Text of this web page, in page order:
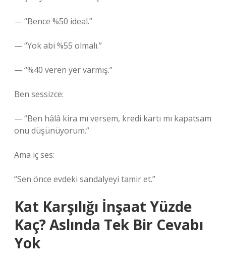
— “Bence %50 ideal.”
— “Yok abi %55 olmalı.”
— “%40 veren yer varmış.”
Ben sessizce:
— “Ben hâlâ kira mı versem, kredi kartı mı kapatsam
onu düşünüyorum.”
Ama iç ses:
“Sen önce evdeki sandalyeyi tamir et.”
Kat Karşılığı İnşaat Yüzde
Kaç? Aslında Tek Bir Cevabı
Yok